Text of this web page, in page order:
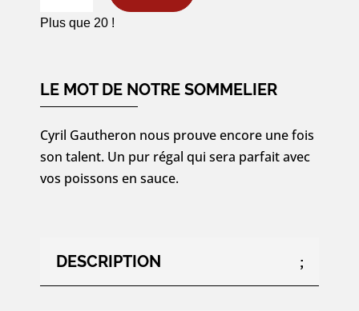
Chablis
«
Vaillons
»
2023
Plus que 20 !
LE MOT DE NOTRE SOMMELIER
Cyril Gautheron nous prouve encore une fois
son talent. Un pur régal qui sera parfait avec
vos poissons en sauce.
DESCRIPTION